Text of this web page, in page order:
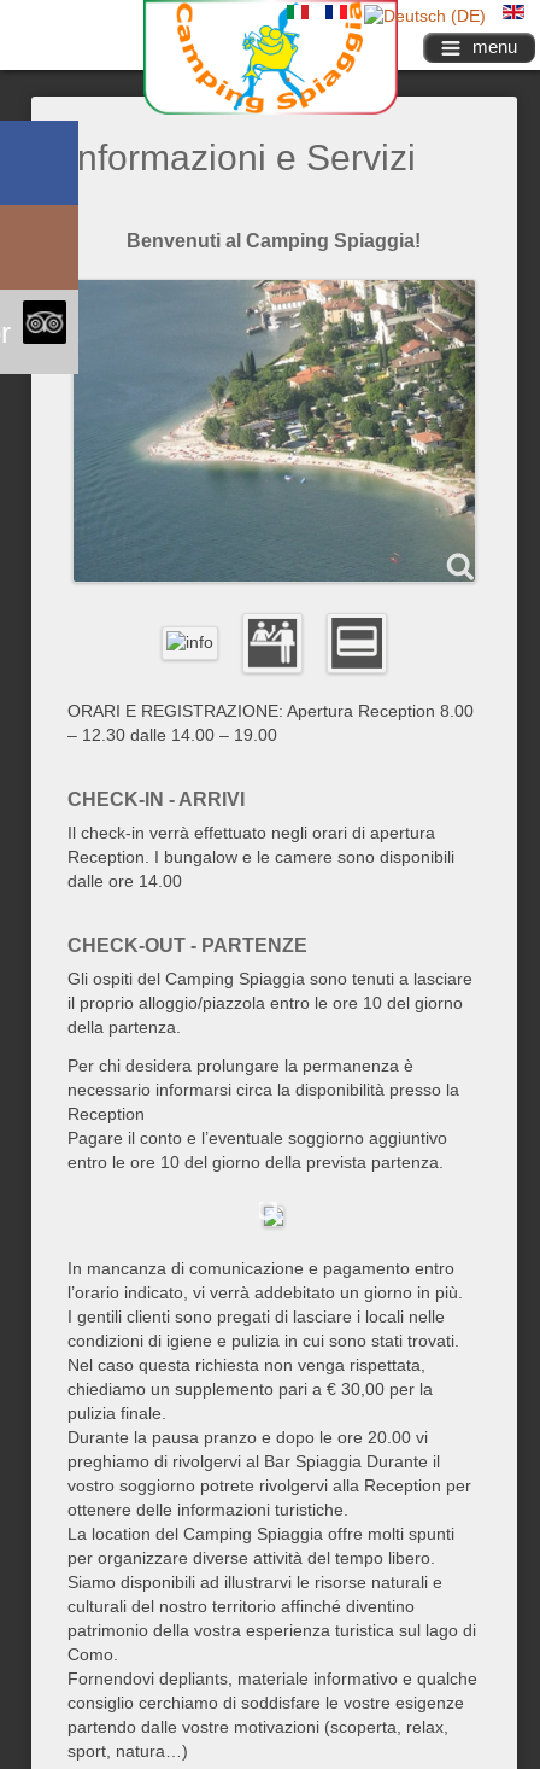
menu
Informazioni e Servizi
Benvenuti al Camping Spiaggia!
ORARI E REGISTRAZIONE: Apertura Reception 8.00
– 12.30 dalle 14.00 – 19.00
CHECK-IN - ARRIVI
Il check-in verrà effettuato negli orari di apertura
Reception. I bungalow e le camere sono disponibili
dalle ore 14.00
CHECK-OUT - PARTENZE
Gli ospiti del Camping Spiaggia sono tenuti a lasciare
il proprio alloggio/piazzola entro le ore 10 del giorno
della partenza.
Per chi desidera prolungare la permanenza è
necessario informarsi circa la disponibilità presso la
Reception
Pagare il conto e l’eventuale soggiorno aggiuntivo
entro le ore 10 del giorno della prevista partenza.
In mancanza di comunicazione e pagamento entro
l’orario indicato, vi verrà addebitato un giorno in più.
I gentili clienti sono pregati di lasciare i locali nelle
condizioni di igiene e pulizia in cui sono stati trovati.
Nel caso questa richiesta non venga rispettata,
chiediamo un supplemento pari a € 30,00 per la
pulizia finale.
Durante la pausa pranzo e dopo le ore 20.00 vi
preghiamo di rivolgervi al Bar Spiaggia Durante il
vostro soggiorno potrete rivolgervi alla Reception per
ottenere delle informazioni turistiche.
La location del Camping Spiaggia offre molti spunti
per organizzare diverse attività del tempo libero.
Siamo disponibili ad illustrarvi le risorse naturali e
culturali del nostro territorio affinché diventino
patrimonio della vostra esperienza turistica sul lago di
Como.
Fornendovi depliants, materiale informativo e qualche
consiglio cerchiamo di soddisfare le vostre esigenze
partendo dalle vostre motivazioni (scoperta, relax,
sport, natura…)